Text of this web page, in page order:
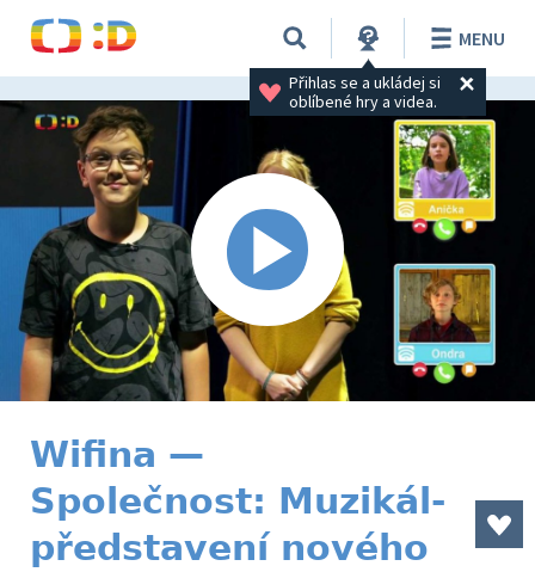
Přihlas se a ukládej si
oblíbené hry a videa.
MENU
Wifina —
Společnost: Muzikál-
představení nového